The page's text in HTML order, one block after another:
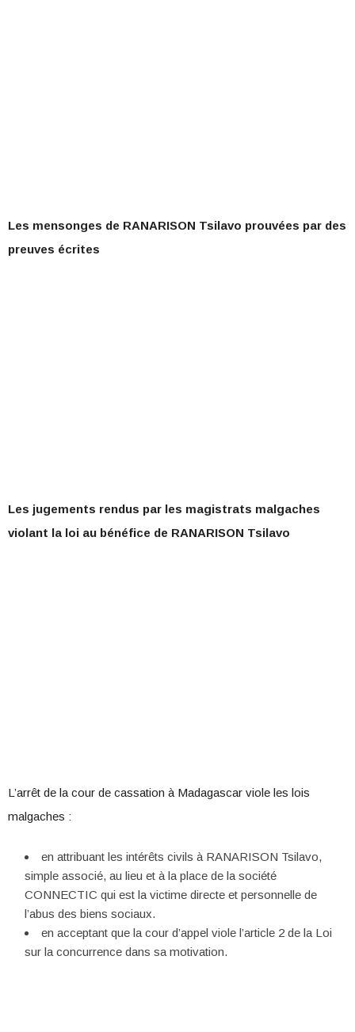
Les mensonges de RANARISON Tsilavo prouvées par des
preuves écrites
Les jugements rendus par les magistrats malgaches
violant la loi au bénéfice de RANARISON Tsilavo
L’arrêt de la cour de cassation à Madagascar viole les lois
malgaches :
en attribuant les intérêts civils à RANARISON Tsilavo,
simple associé, au lieu et à la place de la société
CONNECTIC qui est la victime directe et personnelle de
l’abus des biens sociaux.
en acceptant que la cour d’appel viole l’article 2 de la Loi
sur la concurrence dans sa motivation.